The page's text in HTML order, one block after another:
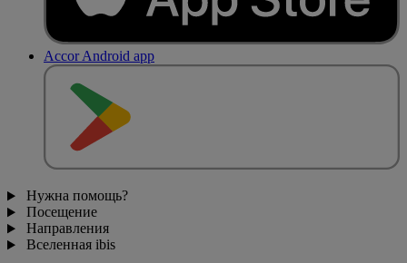
Accor Android app
Нужна помощь?
Посещение
Направления
Вселенная ibis